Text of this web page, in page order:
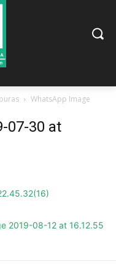
WhatsApp Image
07-30 at